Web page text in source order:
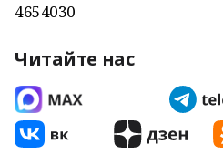
4654030
Читайте нас